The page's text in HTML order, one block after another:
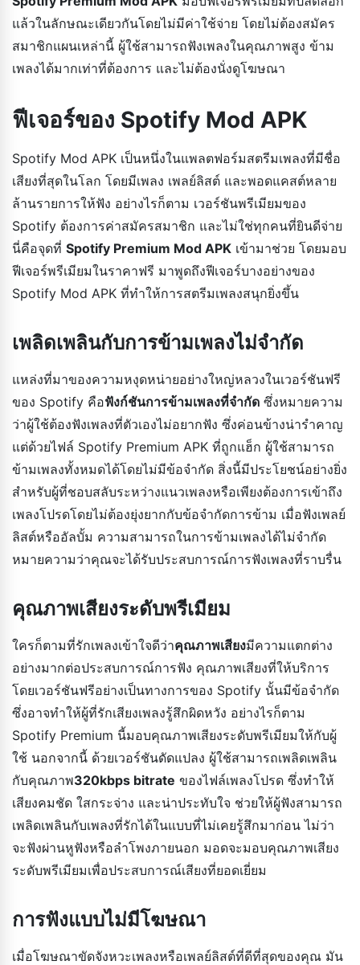
แล้วในลักษณะเดียวกันโดยไม่มีค่าใช้จ่าย โดยไม่ต้องสมัคร
สมาชิกแผนเหล่านี้ ผู้ใช้สามารถฟังเพลงในคุณภาพสูง ข้าม
เพลงได้มากเท่าที่ต้องการ และไม่ต้องนั่งดูโฆษณา
ฟีเจอร์ของ Spotify Mod APK
Spotify Mod APK เป็นหนึ่งในแพลตฟอร์มสตรีมเพลงที่มีชื่อ
เสียงที่สุดในโลก โดยมีเพลง เพลย์ลิสต์ และพอดแคสต์หลาย
ล้านรายการให้ฟัง อย่างไรก็ตาม เวอร์ชันพรีเมียมของ
Spotify ต้องการค่าสมัครสมาชิก และไม่ใช่ทุกคนที่ยินดีจ่าย
นี่คือจุดที่ Spotify Premium Mod APK เข้ามาช่วย โดยมอบ
ฟีเจอร์พรีเมียมในราคาฟรี มาพูดถึงฟีเจอร์บางอย่างของ
Spotify Mod APK ที่ทำให้การสตรีมเพลงสนุกยิ่งขึ้น
เพลิดเพลินกับการข้ามเพลงไม่จำกัด
แหล่งที่มาของความหงุดหน่ายอย่างใหญ่หลวงในเวอร์ชันฟรี
ของ Spotify คือฟังก์ชันการข้ามเพลงที่จำกัด ซึ่งหมายความ
ว่าผู้ใช้ต้องฟังเพลงที่ตัวเองไม่อยากฟัง ซึ่งค่อนข้างน่ารำคาญ
แต่ด้วยไฟล์ Spotify Premium APK ที่ถูกแฮ็ก ผู้ใช้สามารถ
ข้ามเพลงทั้งหมดได้โดยไม่มีข้อจำกัด สิ่งนี้มีประโยชน์อย่างยิ่ง
สำหรับผู้ที่ชอบสลับระหว่างแนวเพลงหรือเพียงต้องการเข้าถึง
เพลงโปรดโดยไม่ต้องยุ่งยากกับข้อจำกัดการข้าม เมื่อฟังเพลย์
ลิสต์หรืออัลบั้ม ความสามารถในการข้ามเพลงได้ไม่จำกัด
หมายความว่าคุณจะได้รับประสบการณ์การฟังเพลงที่ราบรื่น
คุณภาพเสียงระดับพรีเมียม
ใครก็ตามที่รักเพลงเข้าใจดีว่าคุณภาพเสียงมีความแตกต่าง
อย่างมากต่อประสบการณ์การฟัง คุณภาพเสียงที่ให้บริการ
โดยเวอร์ชันฟรีอย่างเป็นทางการของ Spotify นั้นมีข้อจำกัด
ซึ่งอาจทำให้ผู้ที่รักเสียงเพลงรู้สึกผิดหวัง อย่างไรก็ตาม
Spotify Premium นี้มอบคุณภาพเสียงระดับพรีเมียมให้กับผู้
ใช้ นอกจากนี้ ด้วยเวอร์ชันดัดแปลง ผู้ใช้สามารถเพลิดเพลิน
กับคุณภาพ320kbps bitrate ของไฟล์เพลงโปรด ซึ่งทำให้
เสียงคมชัด ใสกระจ่าง และน่าประทับใจ ช่วยให้ผู้ฟังสามารถ
เพลิดเพลินกับเพลงที่รักได้ในแบบที่ไม่เคยรู้สึกมาก่อน ไม่ว่า
จะฟังผ่านหูฟังหรือลำโพงภายนอก มอดจะมอบคุณภาพเสียง
ระดับพรีเมียมเพื่อประสบการณ์เสียงที่ยอดเยี่ยม
การฟังแบบไม่มีโฆษณา
เมื่อโฆษณาขัดจังหวะเพลงหรือเพลย์ลิสต์ที่ดีที่สุดของคุณ มัน